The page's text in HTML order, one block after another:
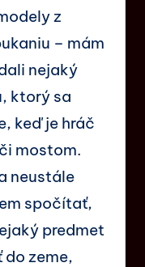
z
– mám
nejaký
ktorý sa
keď je hráč
mostom.
neustále
spočítať,
predmet
zeme,